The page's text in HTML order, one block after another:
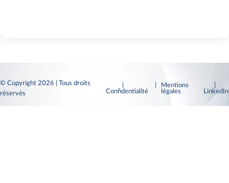
© Copyright 2026 | Tous droits
réservés
Confidentialité
| Mentions
légales